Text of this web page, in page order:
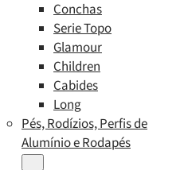
Conchas
Serie Topo
Glamour
Children
Cabides
Long
Pés, Rodízios, Perfis de
Alumínio e Rodapés